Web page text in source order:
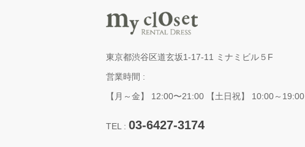
東京都渋谷区道玄坂1-17-11 ミナミビル５F
営業時間 :
【月～金】 12:00〜21:00 【土日祝】 10:00～19:00
TEL : 03-6427-3174